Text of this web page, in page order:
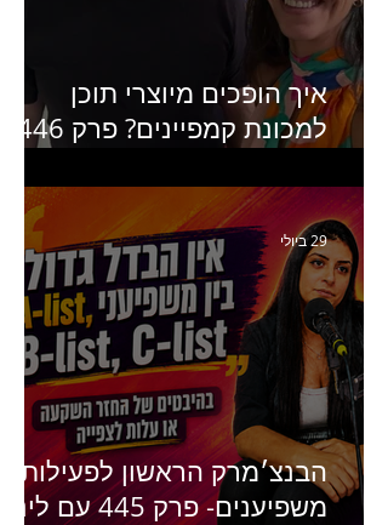
איך הופכים מיוצרי תוכן
למכונת קמפיינים? פרק 446
ומנהלת לשעבר של קהילת
היוצרים של טיקטוק
הבנצ׳מרק הראשון לפעילות
משפיענים- פרק 445 עם לינוי
29 ביולי